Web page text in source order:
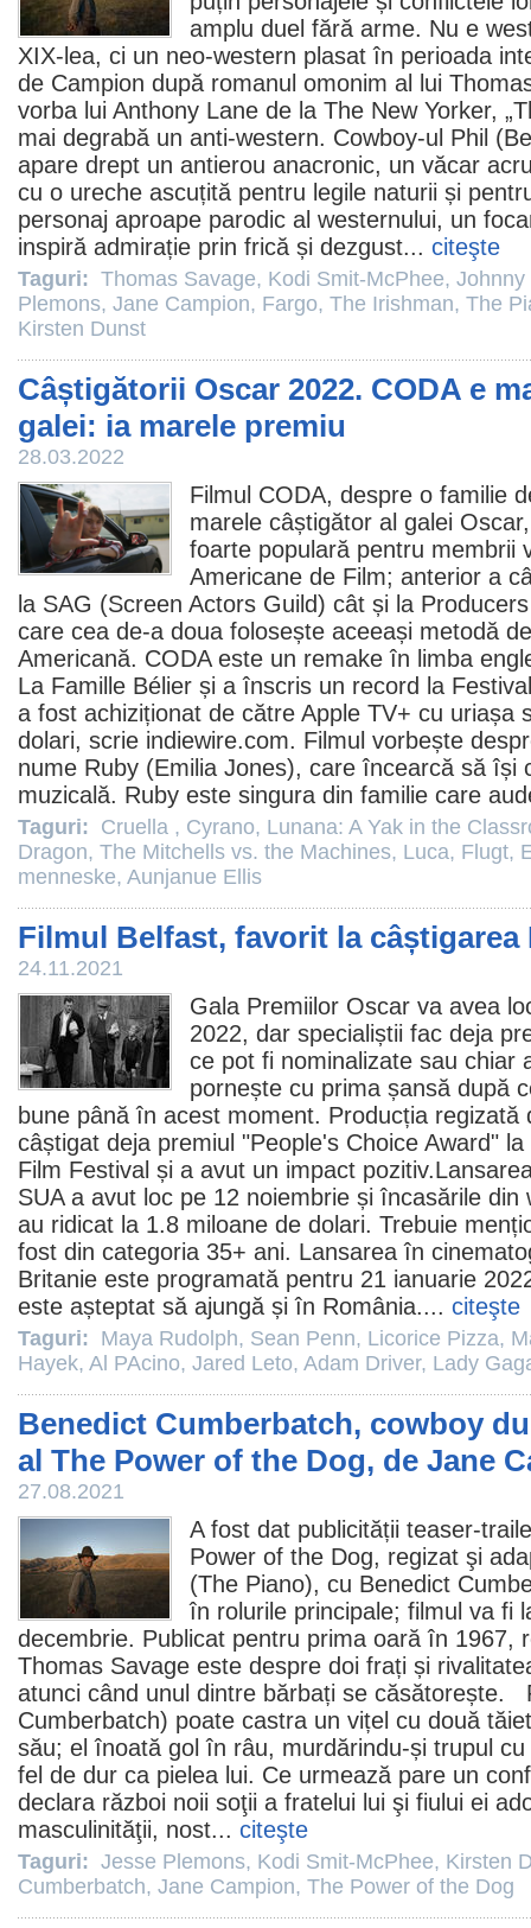
amplu duel fără arme. Nu e
XIX-lea, ci un neo-western plasat în perioada
de Campion după romanul omonim al lui
vorba lui Anthony Lane de la The New Yorker,
mai degrabă un anti-western. Cowboy-ul Phil (
apare drept un antierou anacronic, un văcar
cu o ureche ascuțită pentru legile naturii și
personaj aproape parodic al westernului, un
inspiră admirație prin frică și dezgust... citeşte
Taguri: Thomas Savage, Kodi Smit-McPhee, Johnny
Plemons, Jane Campion, Fargo, The Irishman, The
Kirsten Dunst
Câștigătorii Oscar 2022. CODA e
galei: ia marele premiu
28.03.2022
Filmul CODA, despre o familie
marele câștigător al galei Oscar
foarte populară pentru membrii
Americane de Film; anterior a
la SAG (Screen Actors Guild) cât și la
care cea de-a doua folosește aceeași metodă
Americană. CODA este un remake în limba
La Famille Bélier și a înscris un record la
a fost achiziționat de către Apple TV+ cu uriașa
dolari, scrie indiewire.com. Filmul vorbește
nume Ruby (Emilia Jones), care încearcă să își
muzicală. Ruby este singura din familie care
Taguri: Cruella , Cyrano, Lunana: A Yak in the
Dragon, The Mitchells vs. the Machines, Luca, Flugt,
menneske, Aunjanue Ellis
Filmul Belfast, favorit la câștigarea
24.11.2021
Gala Premiilor Oscar va avea
2022, dar specialiștii fac deja
ce pot fi nominalizate sau chiar
pornește cu prima șansă după
bune până în acest moment. Producția regizată
câștigat deja premiul "People's Choice Award"
Film Festival și a avut un impact
SUA a avut loc pe 12 noiembrie și încasările din
au ridicat la 1.8 miloane de dolari. Trebuie
fost din categoria 35+ ani. Lansarea în
Britanie este programată pentru 21 ianuarie
este așteptat să ajungă și în România.... citeşte
Taguri: Maya Rudolph, Sean Penn, Licorice Pizza,
Hayek, Al PAcino, Jared Leto, Adam Driver, Lady
Benedict Cumberbatch, cowboy
al The Power of the Dog, de Jane
27.08.2021
A fost dat publicității teaser-
Power of the Dog, regizat şi
(The Piano), cu Benedict
în rolurile principale; filmul va fi
decembrie. Publicat pentru prima oară în 1967,
Thomas Savage este despre doi frați și
atunci când unul dintre bărbați se căsătorește.
Cumberbatch) poate castra un vițel cu două
său; el înoată gol în râu, murdărindu-și trupul
fel de dur ca pielea lui. Ce urmează pare un
declara război noii soţii a fratelui lui şi fiului ei
masculinităţii, nost... citeşte
Taguri: Jesse Plemons, Kodi Smit-McPhee, Kirsten
Cumberbatch, Jane Campion, The Power of the Dog